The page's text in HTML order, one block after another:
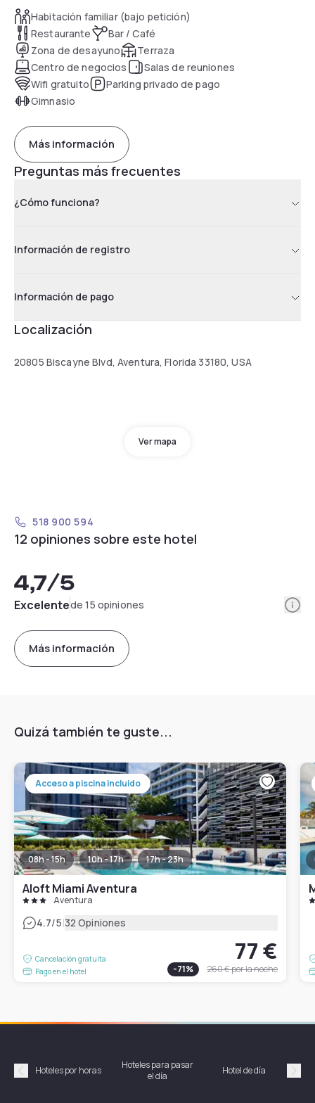
Habitación familiar (bajo petición)
Restaurante
Bar / Café
Zona de desayuno
Terraza
Centro de negocios
Salas de reuniones
Wifi gratuito
Parking privado de pago
Gimnasio
Más información
Preguntas más frecuentes
¿Cómo funciona?
Información de registro
Información de pago
Localización
20805 Biscayne Blvd, Aventura, Florida 33180, USA
Ver mapa
518 900 594
12 opiniones sobre este hotel
4,7/5
Excelentede 15 opiniones
Más información
Quizá también te guste...
Acceso a piscina incluido
08h - 15h 10h - 17h 17h - 23h
Aloft Miami Aventura
Aventura
4.7/5|32 Opiniones
Cancelación gratuita
Pago en el hotel
77 €
-71% 260 €por la noche
Précédent
Hoteles por horas
Hoteles para pasar
el día
Hotel de día